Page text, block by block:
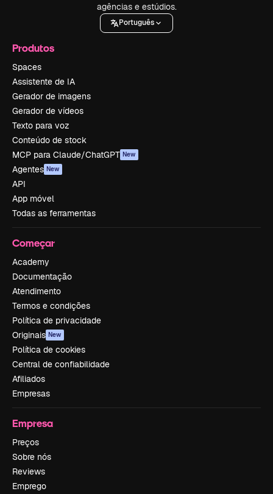
agências e estúdios.
Português
Produtos
Spaces
Assistente de IA
Gerador de imagens
Gerador de vídeos
Texto para voz
Conteúdo de stock
MCP para Claude/ChatGPT New
Agentes New
API
App móvel
Todas as ferramentas
Começar
Academy
Documentação
Atendimento
Termos e condições
Política de privacidade
Originais New
Política de cookies
Central de confiabilidade
Afiliados
Empresas
Empresa
Preços
Sobre nós
Reviews
Emprego